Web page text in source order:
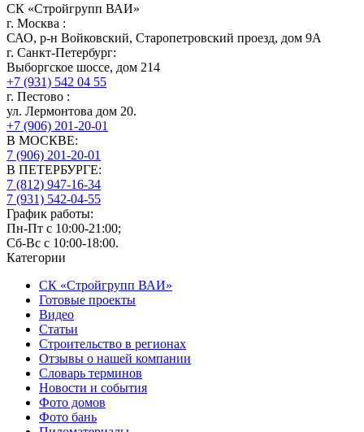
СК «Стройгрупп ВАИ»
г. Москва :
САО, р-н Войковский, Старопетровский проезд, дом 9А
г. Санкт-Петербург:
Выборгское шоссе, дом 214
+7 (931) 542 04 55
г. Пестово :
ул. Лермонтова дом 20.
+7 (906) 201-20-01
В МОСКВЕ:
7 (906) 201-20-01
В ПЕТЕРБУРГЕ:
7 (812) 947-16-34
7 (931) 542-04-55
График работы:
Пн-Пт с 10:00-21:00;
Сб-Вс с 10:00-18:00.
Категории
СК «Стройгрупп ВАИ»
Готовые проекты
Видео
Статьи
Строительство в регионах
Отзывы о нашей компании
Словарь терминов
Новости и события
Фото домов
Фото бань